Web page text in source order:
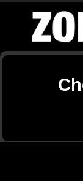
CONTENIDO
FEEEDBACK